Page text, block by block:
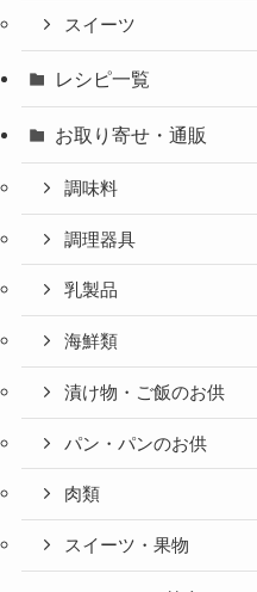
スイーツ
レシピ一覧
お取り寄せ・通販
調味料
調理器具
乳製品
海鮮類
漬け物・ご飯のお供
パン・パンのお供
肉類
スイーツ・果物